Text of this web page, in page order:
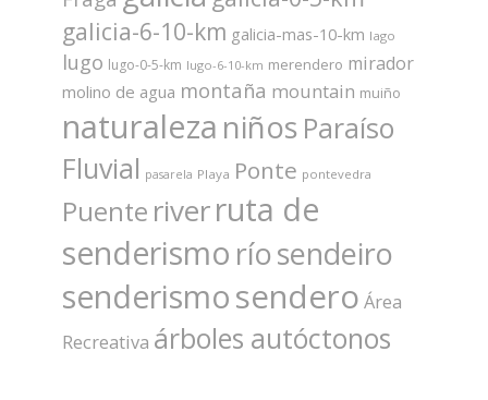
galicia-6-10-km galicia-mas-10-km lago
lugo lugo-0-5-km lugo-6-10-km merendero mirador
molino de agua montaña mountain muiño
naturaleza niños Paraíso
Fluvial pasarela Playa Ponte pontevedra
Puente riverruta de
senderismo ríosendeiro
senderismosendero Área
Recreativa árboles autóctonos